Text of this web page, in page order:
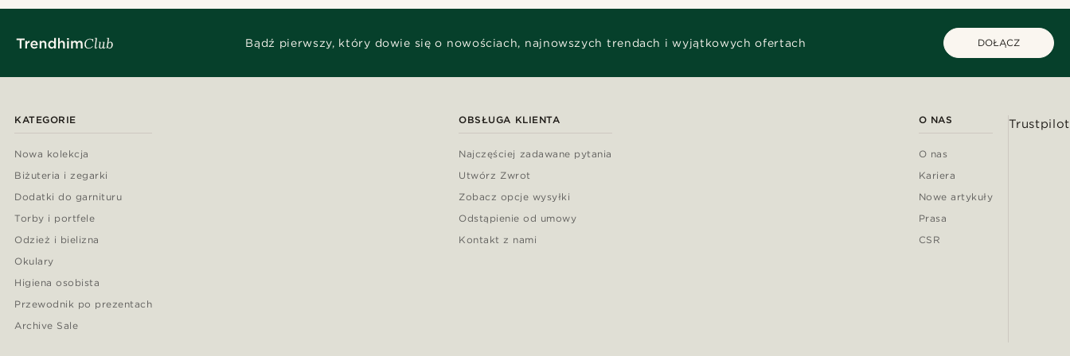
Bądź pierwszy, który dowie się o nowościach, najnowszych trendach i wyjątkowych ofertach DOŁĄCZ
KATEGORIE
Nowa kolekcja
Biżuteria i zegarki
Dodatki do garnituru
Torby i portfele
Odzież i bielizna
Okulary
Higiena osobista
Przewodnik po prezentach
Archive Sale
OBSŁUGA KLIENTA
Najczęściej zadawane pytania
Utwórz Zwrot
Zobacz opcje wysyłki
Odstąpienie od umowy
Kontakt z nami
O NAS
O nas
Kariera
Nowe artykuły
Prasa
CSR
Trustpilot